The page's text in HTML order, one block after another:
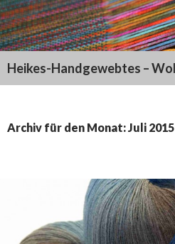
Archiv für den Monat: Juli 2015